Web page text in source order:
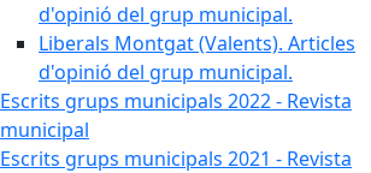
d'opinió del grup municipal.
Liberals Montgat (Valents). Articles
d'opinió del grup municipal.
Escrits grups municipals 2022 - Revista
municipal
Escrits grups municipals 2021 - Revista